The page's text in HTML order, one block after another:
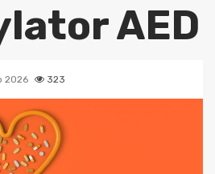
AED
2026 323